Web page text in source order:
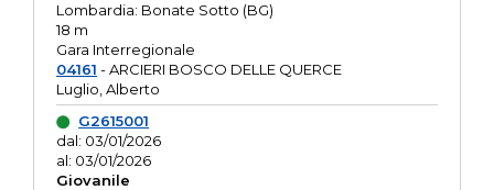
Lombardia: Bonate Sotto (BG)
18 m
Gara Interregionale
04161 - ARCIERI BOSCO DELLE QUERCE
Luglio, Alberto
G2615001
dal: 03/01/2026
al: 03/01/2026
Giovanile